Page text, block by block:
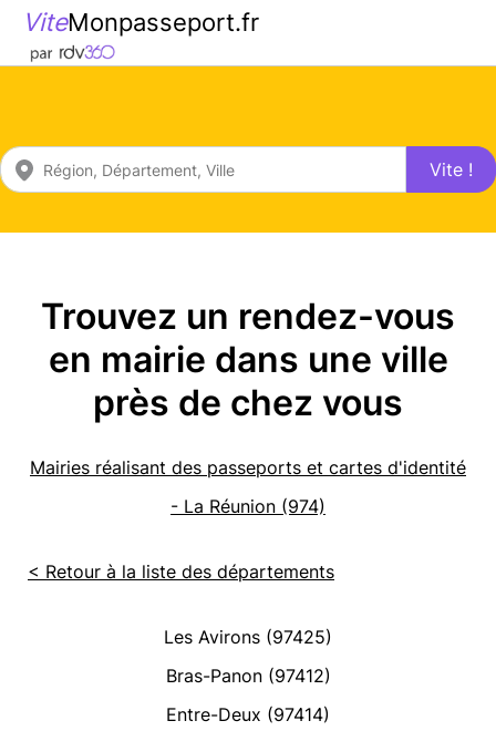
ViteMonpasseport.fr
Vite !
Trouvez un rendez-vous
en mairie dans une ville
près de chez vous
Mairies réalisant des passeports et cartes d'identité
- La Réunion (974)
< Retour à la liste des départements
Les Avirons (97425)
Bras-Panon (97412)
Entre-Deux (97414)